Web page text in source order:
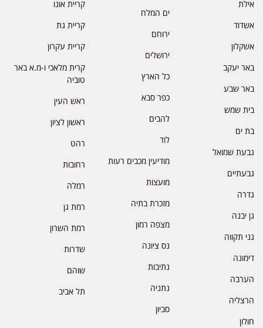
אילת
אשדוד
אשקלון
באר יעקב
באר שבע
בית שמש
בת ים
גבעת שמואל
גבעתיים
גדרה
גן יבנה
גני תקווה
דימונה
הערבה
הרצליה
חולון
ים המלח
ירוחם
ירושלים
כל הארץ
כפר סבא
להבים
לוד
מודיעין מכבים רעות
מועצות
מזכרת בתיה
מצפה רמון
נס ציונה
נתיבות
נתניה
סביון
קריית אונו
קריית גת
קריית עקרון
קרית מלאכי ו-מ.א באר
טוביה
ראש העין
ראשון לציון
רהט
רחובות
רמלה
רמת גן
רמת השרון
שדרות
שוהם
תל אביב